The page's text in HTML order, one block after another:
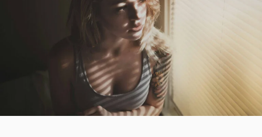
恋愛にまつわる記事Love Articles
生き方にまつわる記事Life Articles